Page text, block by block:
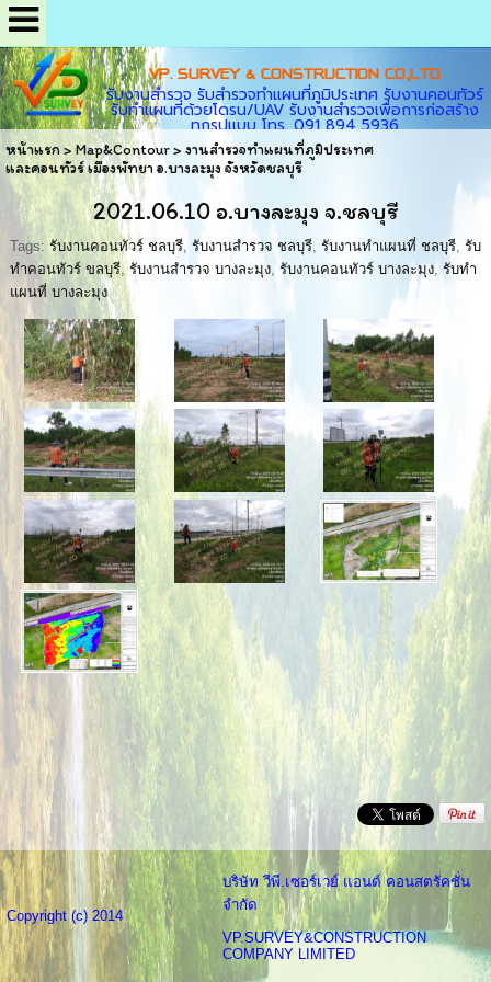
VP. SURVEY & CONSTRUCTION CO.,LTD.
รับงานสำรวจ รับสำรวจทำแผนที่ภูมิประเทศ รับงานคอนทัวร์
รับทำแผนที่ด้วยโดรน/UAV รับงานสำรวจเพื่อการก่อสร้าง
ทุกรูปแบบ โทร. 091 894 5936
หน้าแรก>Map&Contour> งานสำรวจทำแผนที่ภูมิประเทศ
และคอนทัวร์ เมืองพัทยา อ.บางละมุง จังหวัดชลบุรี
2021.06.10 อ.บางละมุง จ.ชลบุรี
Tags:รับงานคอนทัวร์ ชลบุรี, รับงานสำรวจ ชลบุรี, รับงานทำแผนที่ ชลบุรี, รับ
ทำคอนทัวร์ ขลบุรี,รับงานสำรวจ บางละมุง, รับงานคอนทัวร์ บางละมุง, รับทำ
แผนที่ บางละมุง
Copyright (c) 2014
บริษัท วีพี.เซอร์เวย์ แอนด์ คอนสตรัคชั่น
จำกัด
VP.SURVEY&CONSTRUCTION
COMPANY LIMITED